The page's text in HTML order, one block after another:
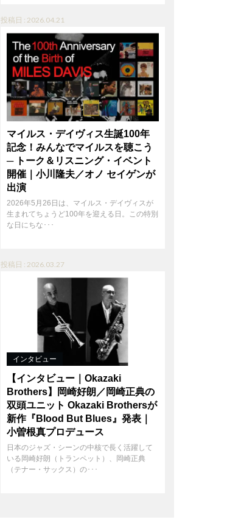
投稿日 : 2026.04.21
マイルス・デイヴィス生誕100年
記念！みんなでマイルスを聴こう
─ トーク＆リスニング・イベント
開催｜小川隆夫／オノ セイゲンが
出演
2026年5月26日は、マイルス・デイヴィスが
生まれてちょうど100年を迎える日。この特別
な日にちな･･･
投稿日 : 2026.03.27
インタビュー
【インタビュー｜Okazaki
Brothers】岡崎好朗／岡崎正典の
双頭ユニット Okazaki Brothersが
新作『Blood But Blues』発表｜
小曽根真プロデュース
日本のジャズ・シーンの中核で長く活躍して
いる岡崎好朗（トランペット）、岡崎正典
（テナー・サックス）の･･･